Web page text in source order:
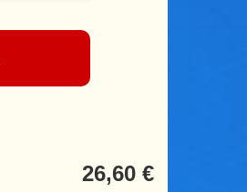
26,60 €